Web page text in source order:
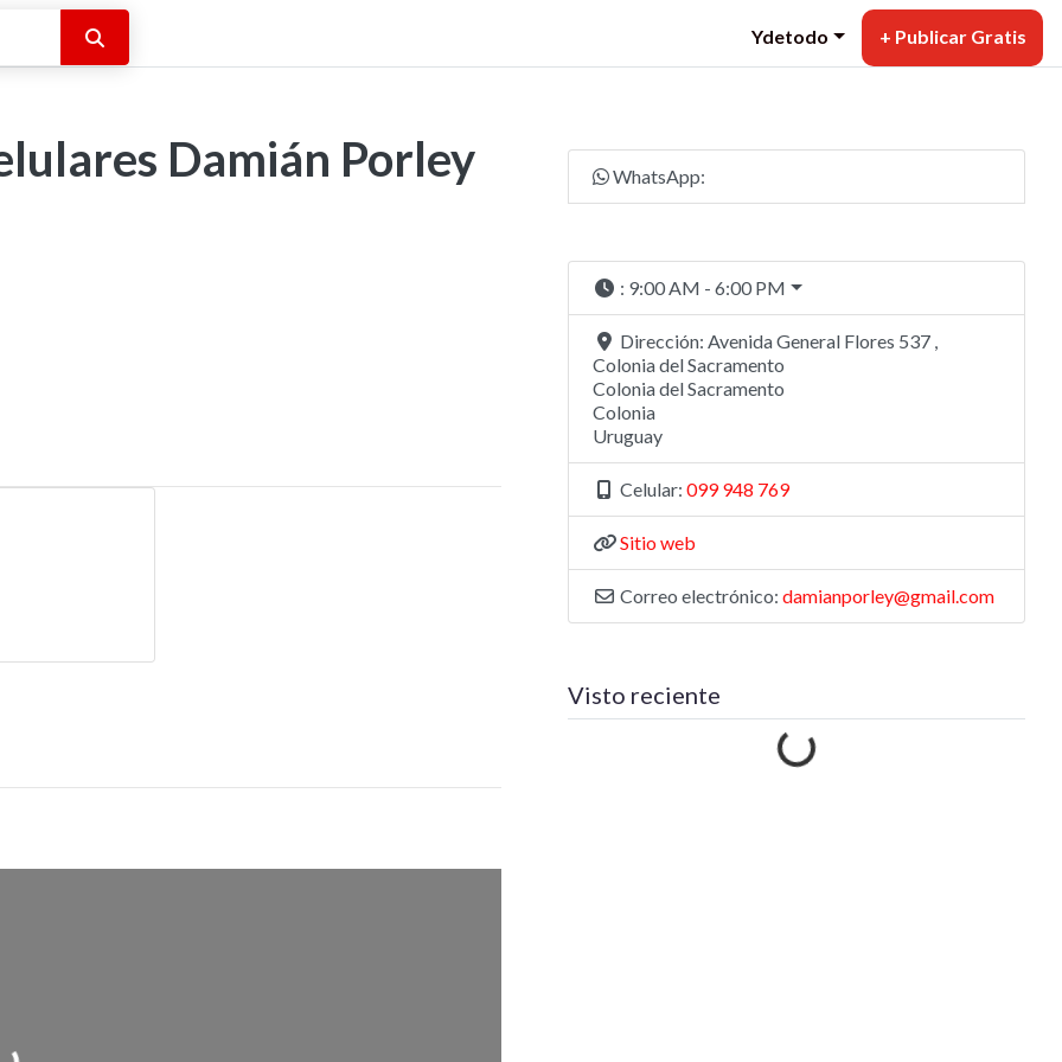
Ydetodo + Publicar Gratis
Damián Porley WhatsApp:
: 9:00 AM - 6:00 PM
Dirección: Avenida General Flores 537 ,
Colonia del Sacramento
Colonia del Sacramento
Colonia
Uruguay
Celular: 099 948 769
Sitio web
Correo electrónico: damianporley@gmail.com
Visto reciente
Cargando…